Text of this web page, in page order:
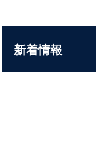
新着情報